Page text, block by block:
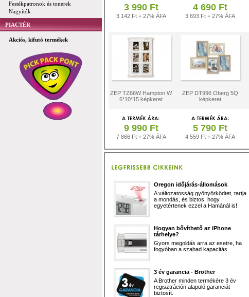
Festékpatronok és tonerek
Nagyítók
PIACTÉR
Akciós, kifutó termékek
3 990 Ft
3 142 Ft + 27% ÁFA
4 690 Ft
3 693 Ft + 27% ÁFA
ZEP TZ66W Hampton W
6*10*15 képkeret
ZEP DT996 Oberg 5Q
képkeret
9 990 Ft
7 866 Ft + 27% ÁFA
5 790 Ft
4 559 Ft + 27% ÁFA
Oregon időjárás-állomások
A változatosság gyönyörködtet, tartja
a mondás, és biztos, hogy
egyetértenek ezzel a Hamánál is!
Hogyan bővíthető az iPhone
tárhelye?
Gyors megoldás arra az esetre, ha
fogyóban a szabad kapacitás.
3 év garancia - Brother
A Brother minden termékére 3 év
regisztráción alapuló garanciát
biztosít.